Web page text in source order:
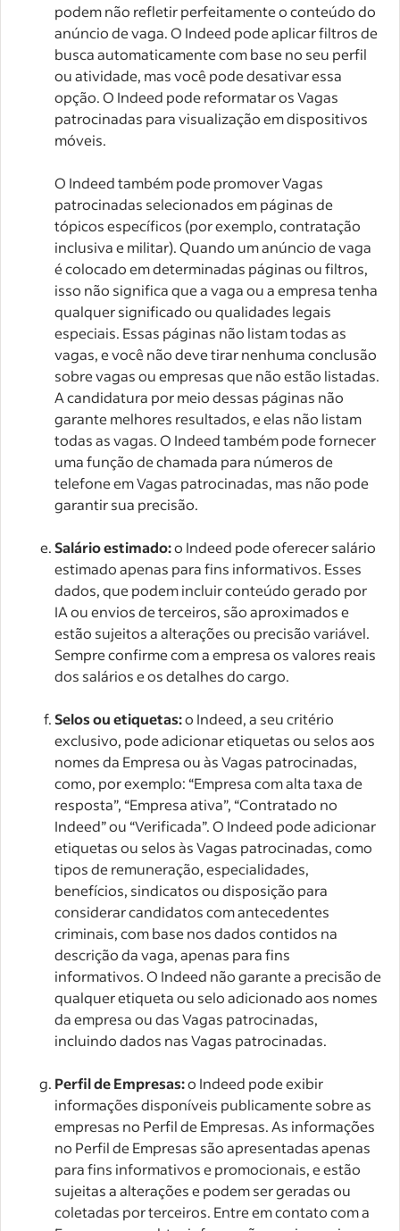
podem não refletir perfeitamente o conteúdo do
anúncio de vaga. O Indeed pode aplicar filtros de
busca automaticamente com base no seu perfil
ou atividade, mas você pode desativar essa
opção. O Indeed pode reformatar os Vagas
patrocinadas para visualização em dispositivos
móveis.
O Indeed também pode promover Vagas
patrocinadas selecionados em páginas de
tópicos específicos (por exemplo, contratação
inclusiva e militar). Quando um anúncio de vaga
é colocado em determinadas páginas ou filtros,
isso não significa que a vaga ou a empresa tenha
qualquer significado ou qualidades legais
especiais. Essas páginas não listam todas as
vagas, e você não deve tirar nenhuma conclusão
sobre vagas ou empresas que não estão listadas.
A candidatura por meio dessas páginas não
garante melhores resultados, e elas não listam
todas as vagas. O Indeed também pode fornecer
uma função de chamada para números de
telefone em Vagas patrocinadas, mas não pode
garantir sua precisão.
Salário estimado:o Indeed pode oferecer salário
estimado apenas para fins informativos. Esses
dados, que podem incluir conteúdo gerado por
IA ou envios de terceiros, são aproximados e
estão sujeitos a alterações ou precisão variável.
Sempre confirme com a empresa os valores reais
dos salários e os detalhes do cargo.
Selos ou etiquetas:o Indeed, a seu critério
exclusivo, pode adicionar etiquetas ou selos aos
nomes da Empresa ou às Vagas patrocinadas,
como, por exemplo: “Empresa com alta taxa de
resposta”, “Empresa ativa”, “Contratado no
Indeed” ou “Verificada”. O Indeed pode adicionar
etiquetas ou selos às Vagas patrocinadas, como
tipos de remuneração, especialidades,
benefícios, sindicatos ou disposição para
considerar candidatos com antecedentes
criminais, com base nos dados contidos na
descrição da vaga, apenas para fins
informativos. O Indeed não garante a precisão de
qualquer etiqueta ou selo adicionado aos nomes
da empresa ou das Vagas patrocinadas,
incluindo dados nas Vagas patrocinadas.
Perfil de Empresas:o Indeed pode exibir
informações disponíveis publicamente sobre as
empresas no Perfil de Empresas. As informações
no Perfil de Empresas são apresentadas apenas
para fins informativos e promocionais, e estão
sujeitas a alterações e podem ser geradas ou
coletadas por terceiros. Entre em contato com a